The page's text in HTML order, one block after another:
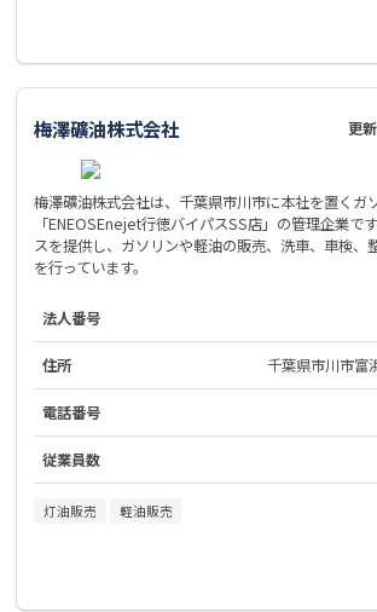
梅澤礦油株式会社 更
梅澤礦油株式会社は、千葉県市川市に本社を置くガ
「ENEOSEnejet行徳バイパスSS店」の管理企業で
スを提供し、ガソリンや軽油の販売、洗車、車検、
を行っています。
法人番号
住所 千葉県市川市富
電話番号
従業員数
灯油販売 軽油販売